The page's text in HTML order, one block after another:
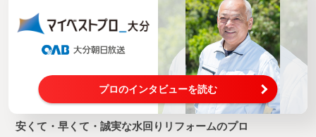
プロのインタビューを読む
安くて・早くて・誠実な水回りリフォームのプロ